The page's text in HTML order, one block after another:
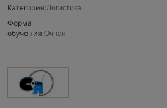
Категория:Логистика
Форма
обучения:Очная